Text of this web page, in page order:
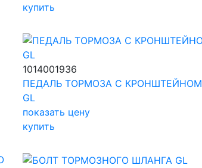
купить
1014001936
ПЕДАЛЬ ТОРМОЗА С КРОНШТЕЙНОМ
GL
показать цену
купить